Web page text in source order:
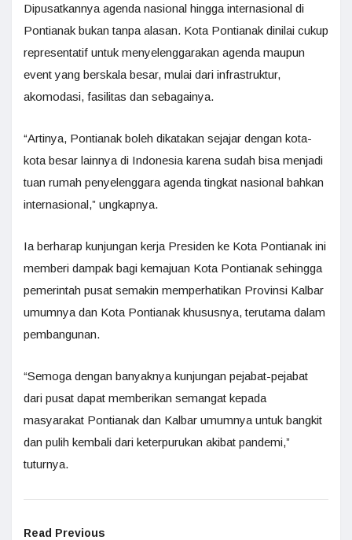
Dipusatkannya agenda nasional hingga internasional di
Pontianak bukan tanpa alasan. Kota Pontianak dinilai cukup
representatif untuk menyelenggarakan agenda maupun
event yang berskala besar, mulai dari infrastruktur,
akomodasi, fasilitas dan sebagainya.
“Artinya, Pontianak boleh dikatakan sejajar dengan kota-
kota besar lainnya di Indonesia karena sudah bisa menjadi
tuan rumah penyelenggara agenda tingkat nasional bahkan
internasional,” ungkapnya.
Ia berharap kunjungan kerja Presiden ke Kota Pontianak ini
memberi dampak bagi kemajuan Kota Pontianak sehingga
pemerintah pusat semakin memperhatikan Provinsi Kalbar
umumnya dan Kota Pontianak khususnya, terutama dalam
pembangunan.
“Semoga dengan banyaknya kunjungan pejabat-pejabat
dari pusat dapat memberikan semangat kepada
masyarakat Pontianak dan Kalbar umumnya untuk bangkit
dan pulih kembali dari keterpurukan akibat pandemi,”
tuturnya.
Read Previous